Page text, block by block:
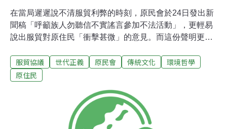
在當局遲遲說不清服貿利弊的時刻，原民會於24日發出新
聞稿「呼籲族人勿聽信不實謠言參加不法活動」，更輕易
說出服貿對原住民「衝擊甚微」的意見。而這份聲明更以
此事，讓參與反服貿原住民青年大表不滿。除了要求原民
會對此道歉，並指出原民會與原民立委根本不瞭解服貿對
人、團體、學者等進行公開討論。 服貿衝擊輕描淡寫？
青年不滿原民會未積極把關原民會在新聞稿中指出，根據
瞭解，兩岸服貿只開放資金投資及部分經理人，對於從事
服貿協議 世代正義 原民會 傳統文化
環境哲學
原住民